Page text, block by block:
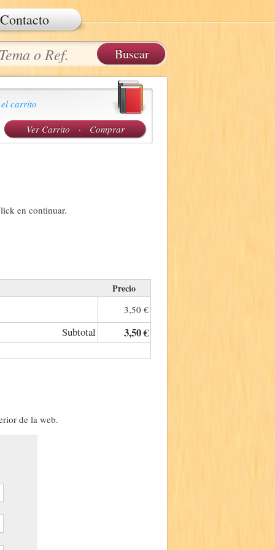
Contacto
carrito
Ver Carrito · Comprar
en continuar.
Precio
3,50 €
Subtotal 3,50 €
de la web.